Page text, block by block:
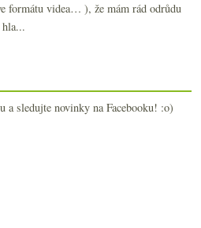
formátu videa… ), že mám rád odrůdu
a sledujte novinky na Facebooku! :o)